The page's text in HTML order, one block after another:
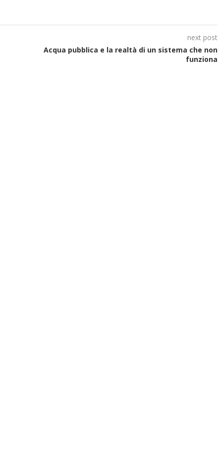
next post
Acqua pubblica e la realtà di un sistema che non
funziona